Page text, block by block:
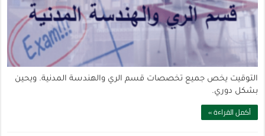
التوقيت يخص جميع تخصصات قسم الري والهندسة المدنية. ويحين
بشكل دوري.
أكمل القراءة »